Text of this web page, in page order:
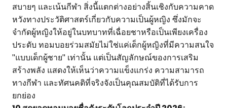
สบายๆ และเน้นกีฬา สิ่งนี้แตกต่างอย่างสิ้นเชิงกับความคาด
หวังทางประวัติศาสตร์เกี่ยวกับความเป็นผู้หญิง ซึ่งมักจะ
จำกัดผู้หญิงให้อยู่ในบทบาทที่เฉื่อยชาหรือเป็นเพียงเครื่อง
ประดับ ทอมบอยร่วมสมัยไม่ใช่แค่เด็กผู้หญิงที่มีความสนใจ
"แบบเด็กผู้ชาย" เท่านั้น แต่เป็นสัญลักษณ์ของการเสริม
สร้างพลัง แสดงให้เห็นว่าความแข็งแกร่ง ความสามารถ
ทางกีฬา และทัศนคติที่จริงจังเป็นคุณสมบัติที่ได้รับการ
ยกย่อง